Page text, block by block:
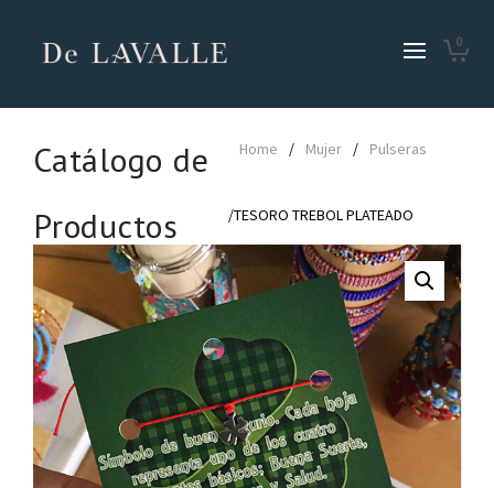
0
Catálogo de
Productos
Home / Mujer / Pulseras
/TESORO TREBOL PLATEADO